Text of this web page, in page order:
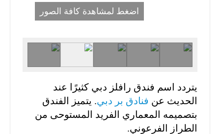
اضغط لمشاهدة كافة الصور
يتردد اسم فندق رافلز دبي كثيرًا عند
الحديث عن فنادق بر دبي. يتميز الفندق
بتصميمه المعماري الفريد المستوحى من
الطراز الفرعوني.